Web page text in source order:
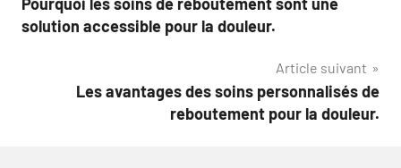
de
solution accessible pour la douleur.
Article suivant
Les avantages des soins personnalisés de
reboutement pour la douleur.